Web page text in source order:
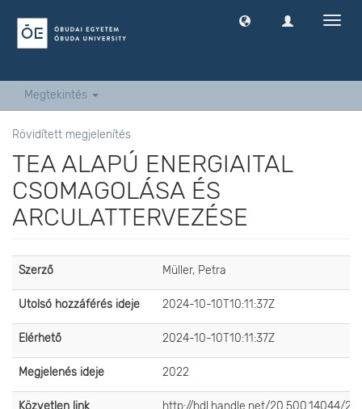
Megtekintés
Rövidített megjelenítés
TEA ALAPÚ ENERGIAITAL
CSOMAGOLÁSA ÉS
ARCULATTERVEZÉSE
Szerző Müller, Petra
Utolsó hozzáférés ideje 2024-10-10T10:11:37Z
Elérhető 2024-10-10T10:11:37Z
Megjelenés ideje 2022
Közvetlen link http://hdl.handle.net/20.500.14044/